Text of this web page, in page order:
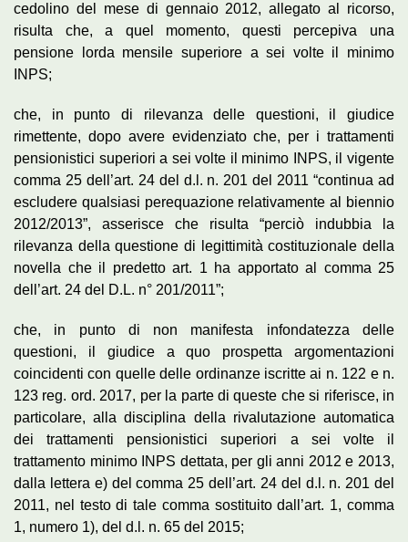
cedolino del mese di gennaio 2012, allegato al ricorso,
risulta che, a quel momento, questi percepiva una
pensione lorda mensile superiore a sei volte il minimo
INPS;
che, in punto di rilevanza delle questioni, il giudice
rimettente, dopo avere evidenziato che, per i trattamenti
pensionistici superiori a sei volte il minimo INPS, il vigente
comma 25 dell’art. 24 del d.l. n. 201 del 2011 “continua ad
escludere qualsiasi perequazione relativamente al biennio
2012/2013”, asserisce che risulta “perciò indubbia la
rilevanza della questione di legittimità costituzionale della
novella che il predetto art. 1 ha apportato al comma 25
dell’art. 24 del D.L. n° 201/2011”;
che, in punto di non manifesta infondatezza delle
questioni, il giudice a quo prospetta argomentazioni
coincidenti con quelle delle ordinanze iscritte ai n. 122 e n.
123 reg. ord. 2017, per la parte di queste che si riferisce, in
particolare, alla disciplina della rivalutazione automatica
dei trattamenti pensionistici superiori a sei volte il
trattamento minimo INPS dettata, per gli anni 2012 e 2013,
dalla lettera e) del comma 25 dell’art. 24 del d.l. n. 201 del
2011, nel testo di tale comma sostituito dall’art. 1, comma
1, numero 1), del d.l. n. 65 del 2015;